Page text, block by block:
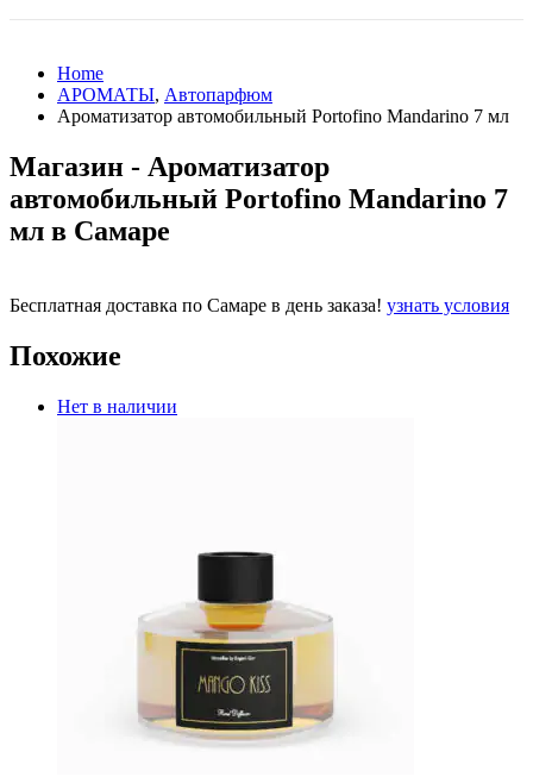
Home
АРОМАТЫ, Автопарфюм
Ароматизатор автомобильный Portofino Mandarino 7 мл
Магазин - Ароматизатор
автомобильный Portofino Mandarino 7
мл в Самаре
Бесплатная доставка по Самаре в день заказа! узнать условия
Похожие
Нет в наличии